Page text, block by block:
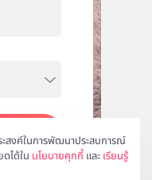
สงค์ในการพัฒนาประสบการณ์
ได้ใน นโยบายคุกกี้ และ เรียนรู้